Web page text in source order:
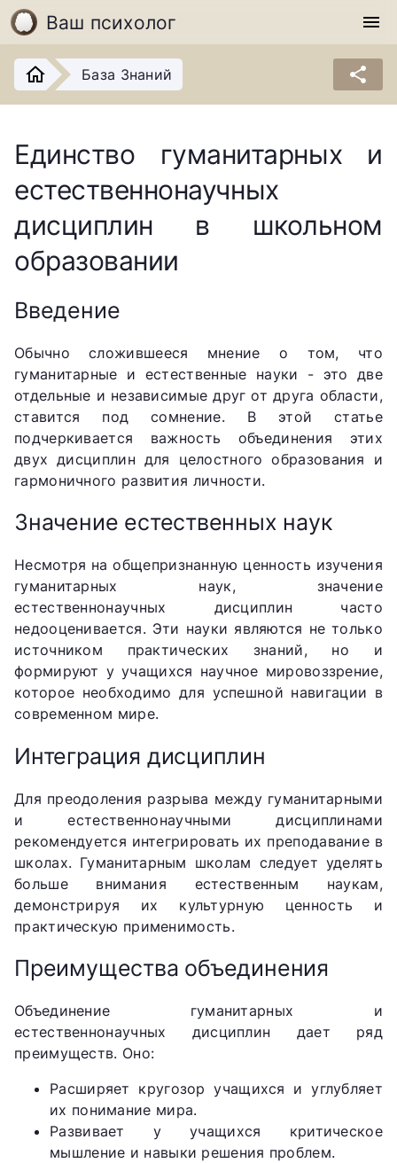
Ваш психолог menu
База Знаний share
Единство гуманитарных и
естественнонаучных
дисциплин в школьном
образовании
Введение
Обычно сложившееся мнение о том, что
гуманитарные и естественные науки - это две
отдельные и независимые друг от друга области,
ставится под сомнение. В этой статье
подчеркивается важность объединения этих
двух дисциплин для целостного образования и
гармоничного развития личности.
Значение естественных наук
Несмотря на общепризнанную ценность изучения
гуманитарных наук, значение
естественнонаучных дисциплин часто
недооценивается. Эти науки являются не только
источником практических знаний, но и
формируют у учащихся научное мировоззрение,
которое необходимо для успешной навигации в
современном мире.
Интеграция дисциплин
Для преодоления разрыва между гуманитарными
и естественнонаучными дисциплинами
рекомендуется интегрировать их преподавание в
школах. Гуманитарным школам следует уделять
больше внимания естественным наукам,
демонстрируя их культурную ценность и
практическую применимость.
Преимущества объединения
Объединение гуманитарных и
естественнонаучных дисциплин дает ряд
преимуществ. Оно:
Расширяет кругозор учащихся и углубляет
их понимание мира.
Развивает у учащихся критическое
мышление и навыки решения проблем.